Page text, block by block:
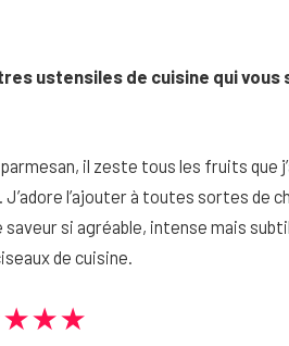
ustensiles de cuisine qui vous
il zeste tous les fruits que
l’ajouter à toutes sortes de
si agréable, intense mais
de cuisine.